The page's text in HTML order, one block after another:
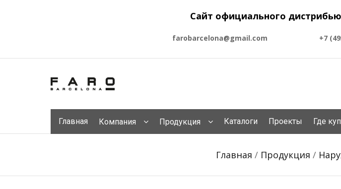
Сайт официального
farobarcelona@gmail.com +7
Главная Компания Продукция Каталоги Проекты Где
Главная / Продукция /